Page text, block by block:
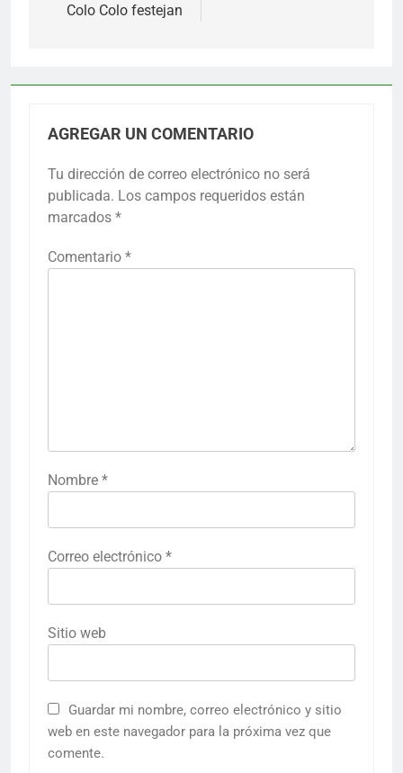
Colo Colo festejan
AGREGAR UN COMENTARIO
Tu dirección de correo electrónico no será
publicada. Los campos requeridos están
marcados *
Comentario *
Nombre *
Correo electrónico *
Sitio web
Guardar mi nombre, correo electrónico y sitio
web en este navegador para la próxima vez que
comente.